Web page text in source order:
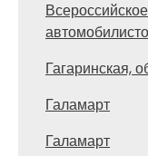
Гагаринская,
Галамарт
Галамарт